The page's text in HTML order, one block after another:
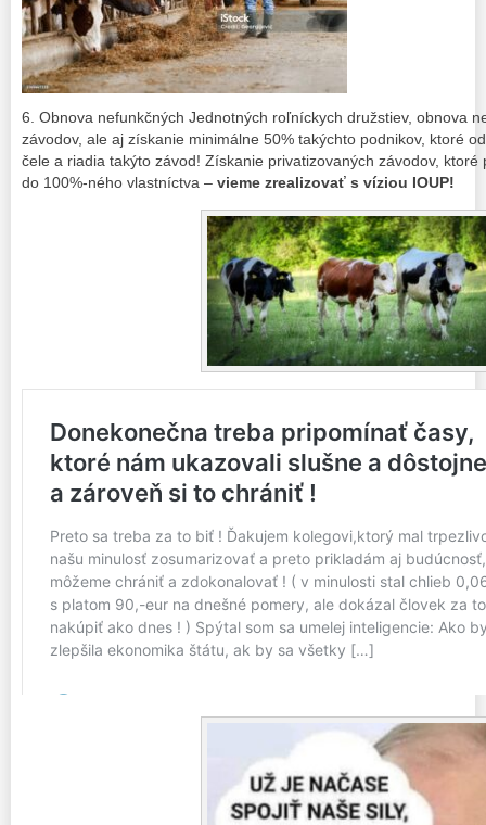
6. Obnova nefunkčných Jednotných roľníckych družstiev, obnova
závodov, ale aj získanie minimálne 50% takýchto podnikov, ktoré
čele a riadia takýto závod! Získanie privatizovaných závodov,
do 100%-ného vlastníctva – vieme zrealizovať s víziou IOUP!